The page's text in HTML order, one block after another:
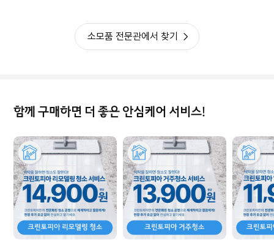
소모품 전문관에서 찾기
함께 구매하면 더 좋은 안심케어 서비스!